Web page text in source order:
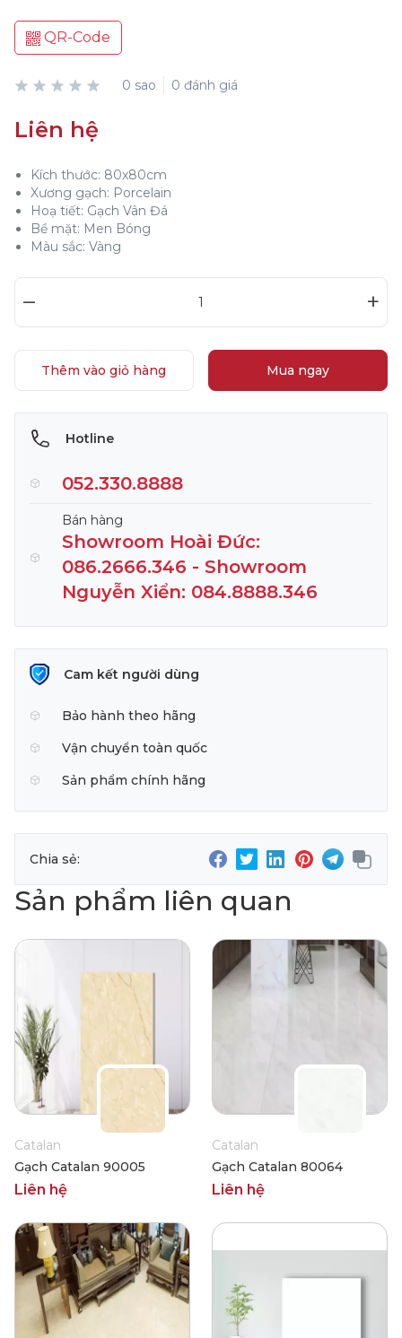
QR-Code
0 sao 0 đánh giá
Liên hệ
Kích thước: 80x80cm
Xương gạch: Porcelain
Hoạ tiết: Gạch Vân Đá
Bề mặt: Men Bóng
Màu sắc: Vàng
– +
Thêm vào giỏ hàng Mua ngay
Hotline
052.330.8888
Bán hàng
Showroom Hoài Đức:
086.2666.346 - Showroom
Nguyễn Xiển: 084.8888.346
Cam kết người dùng
Bảo hành theo hãng
Vận chuyển toàn quốc
Sản phẩm chính hãng
Chia sẻ:
Sản phẩm liên quan
Catalan
Gạch Catalan 90005
Liên hệ
Catalan
Gạch Catalan 80064
Liên hệ